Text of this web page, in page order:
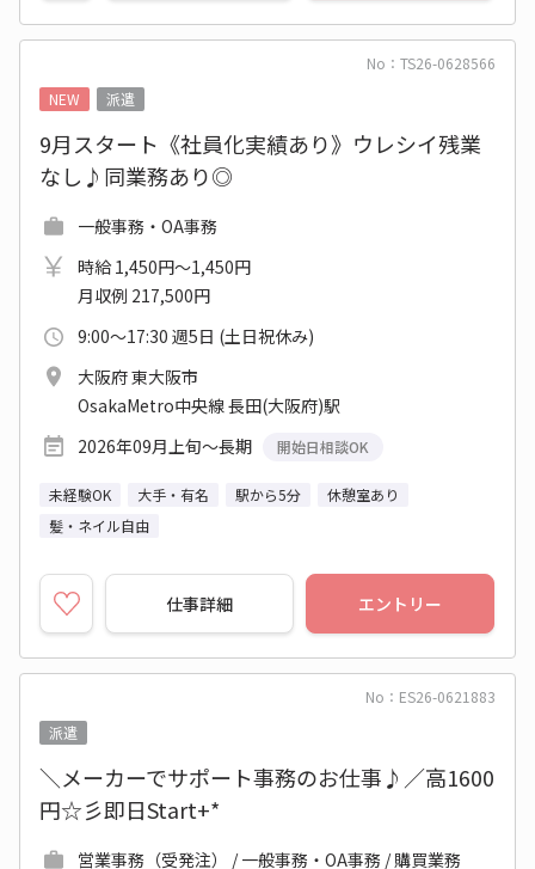
No：TS26-0628566
NEW
派遣
9月スタート《社員化実績あり》ウレシイ残業
なし♪同業務あり◎
一般事務・OA事務
時給 1,450円～1,450円
月収例 217,500円
9:00～17:30 週5日 (土日祝休み)
大阪府 東大阪市
OsakaMetro中央線 長田(大阪府)駅
2026年09月上旬～長期
開始日相談OK
未経験OK 大手・有名 駅から5分
休憩室あり
髪・ネイル自由
仕事詳細 エントリー
No：ES26-0621883
派遣
＼メーカーでサポート事務のお仕事♪／高1600
円☆彡即日Start+*
営業事務（受発注） / 一般事務・OA事務 / 購買業務